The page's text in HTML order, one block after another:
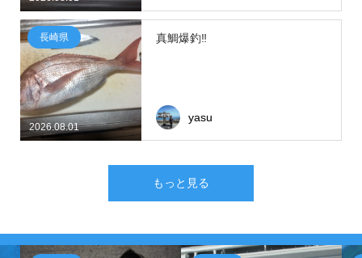
2026.08.01
長崎県 真鯛爆釣‼
yasu
もっと見る